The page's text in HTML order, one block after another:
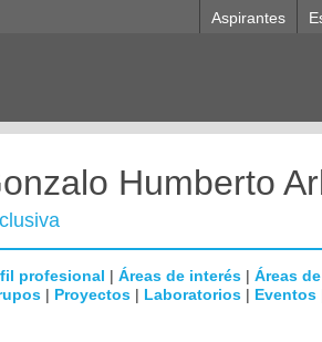
Aspirantes
Humberto
profesional | Áreas de interés | Áreas
| Proyectos | Laboratorios | Eventos